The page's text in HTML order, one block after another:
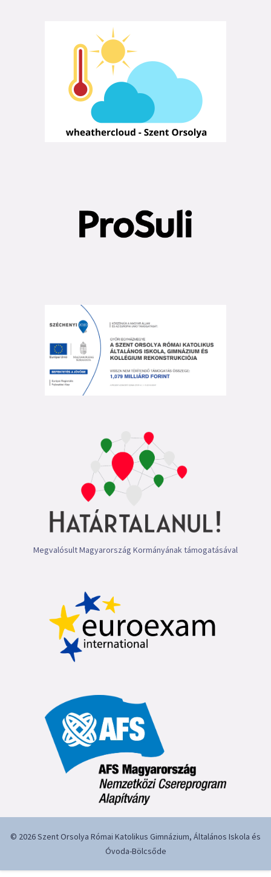
Megvalósult Magyarország Kormányának támogatásával
© 2026 Szent Orsolya Római Katolikus Gimnázium, Általános Iskola és
Óvoda-Bölcsőde